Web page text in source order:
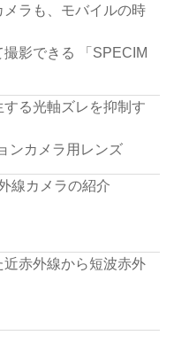
ラも、モバイルの時
影できる 「SPECIM
る光軸ズレを抑制す
ンカメラ用レンズ
線カメラの紹介
赤外線から短波赤外